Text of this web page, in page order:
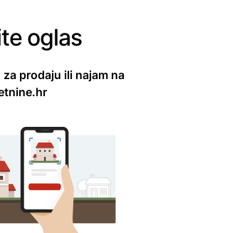
oglas
prodaju ili najam na